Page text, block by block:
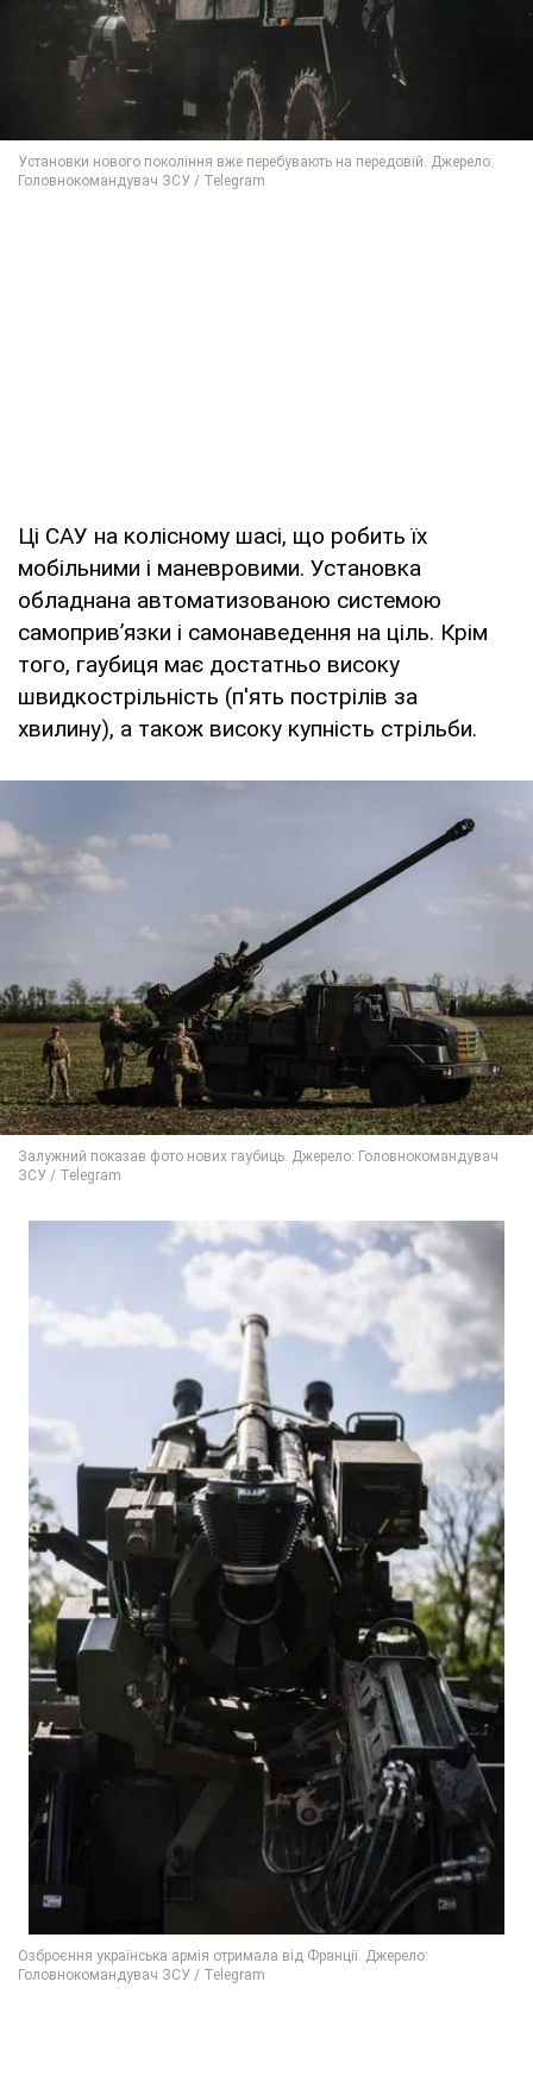
Ці САУ на колісному шасі, що робить їх
мобільними і маневровими. Установка
обладнана автоматизованою системою
самоприв’язки і самонаведення на ціль. Крім
того, гаубиця має достатньо високу
швидкострільність (п'ять пострілів за
хвилину), а також високу купність стрільби.